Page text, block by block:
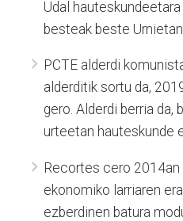
Udal
besteak beste
PCTE alderdi
alderditik sortu da,
gero. Alderdi berria da,
urteetan hauteskunde
Recortes cero 2014an
ekonomiko larriaren
ezberdinen batura